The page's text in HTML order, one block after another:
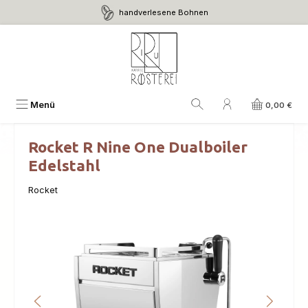
Zum Hauptinhalt springen handverlesene Bohnen
Menü 0,00 €
Rocket R Nine One Dualboiler
Edelstahl
Rocket